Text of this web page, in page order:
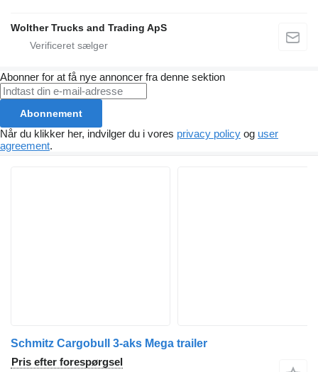
Wolther Trucks and Trading ApS
Abonner for at få nye annoncer fra denne sektion
Abonnement
Når du klikker her, indvilger du i vores privacy policy og user
agreement.
Schmitz Cargobull 3-aks Mega trailer
Pris efter forespørgsel